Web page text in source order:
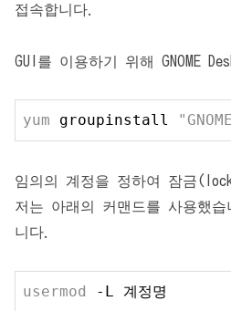
접속합니다.
GUI를 이용하기 위해 GNOME
yum groupinstall
임의의 계정을 정하여 잠금
저는 아래의 커맨드를 사용했
니다.
usermod -L 계정명